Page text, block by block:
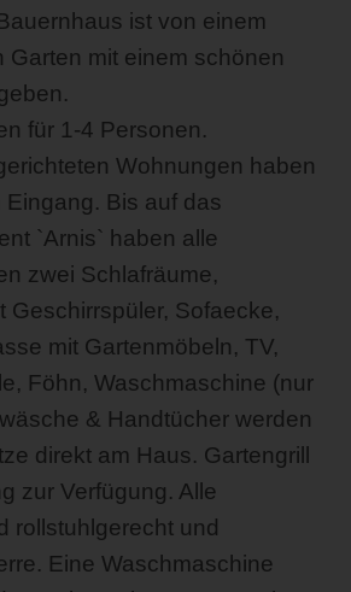
ist von einem
Garten mit einem schönen
für 1-4 Personen.
Wohnungen haben
Bis auf das
`Arnis` haben alle
zwei Schlafräume,
Geschirrspüler, Sofaecke,
mit Gartenmöbeln, TV,
Föhn, Waschmaschine (nur
& Handtücher werden
direkt am Haus. Gartengrill
zur Verfügung. Alle
rollstuhlgerecht und
Eine Waschmaschine